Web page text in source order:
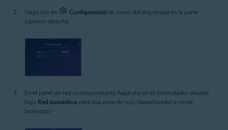
Haga clic en Configuración (el icono del engranaje) en la parte
superior derecha.
En el panel de red correspondiente, haga clic en el conmutador situado
bajo Red doméstica para que pase de rojo (desactivado) a verde
(activado).